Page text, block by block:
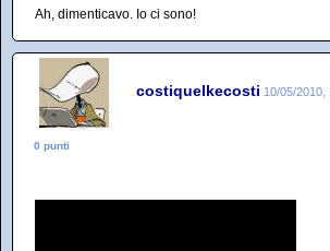
Ah, dimenticavo. Io ci sono!
costiquelkecosti 10/05/2010,
0 punti